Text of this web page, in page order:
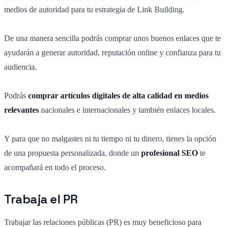
medios de autoridad para tu estrategia de Link Building.
De una manera sencilla podrás comprar unos buenos enlaces que te
ayudarán a generar autoridad, reputación online y confianza para tu
audiencia.
Podrás comprar artículos digitales de alta calidad en medios
relevantes nacionales e internacionales y también enlaces locales.
Y para que no malgastes ni tu tiempo ni tu dinero, tienes la opción
de una propuesta personalizada, donde un profesional SEO te
acompañará en todo el proceso.
Trabaja el PR
Trabajar las relaciones públicas (PR) es muy beneficioso para